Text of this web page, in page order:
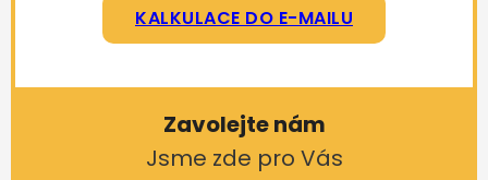
KALKULACE DO E-MAILU
Zavolejte nám
Jsme zde pro Vás